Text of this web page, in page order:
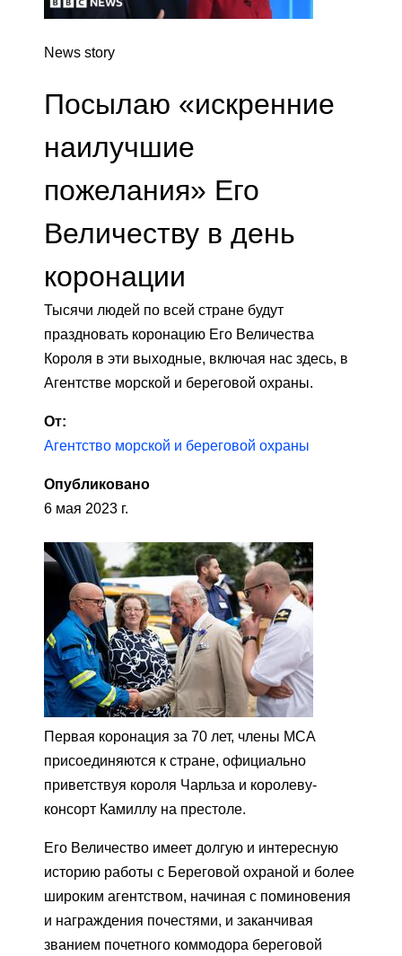
News story
Посылаю «искренние
наилучшие
пожелания» Его
Величеству в день
коронации
Тысячи людей по всей стране будут
праздновать коронацию Его Величества
Короля в эти выходные, включая нас здесь, в
Агентстве морской и береговой охраны.
От:
Агентство морской и береговой охраны
Опубликовано
6 мая 2023 г.
Первая коронация за 70 лет, члены MCA
присоединяются к стране, официально
приветствуя короля Чарльза и королеву-
консорт Камиллу на престоле.
Его Величество имеет долгую и интересную
историю работы с Береговой охраной и более
широким агентством, начиная с поминовения
и награждения почестями, и заканчивая
званием почетного коммодора береговой